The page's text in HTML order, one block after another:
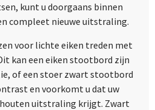
kunt u doorgaans binnen
compleet nieuwe uitstraling.
voor lichte eiken treden met
kan een eiken stootbord zijn
of een stoer zwart stootbord
en voorkomt u dat uw
houten uitstraling krijgt. Zwart